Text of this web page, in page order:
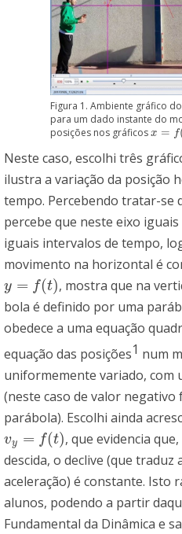
Figura 1. Ambiente gráfico
para um dado instante do
posições nos gráficos x = f
x= f(t
Neste caso, escolhi três
ilustra a variação da posição
tempo. Percebendo tratar-se
percebe que neste eixo
iguais intervalos de tempo,
movimento na horizontal é
y = f(t)
y= f(t
, mostra que na
bola é definido por uma
obedece a uma equação
equação das posições1 num
uniformemente variado, com
(neste caso de valor negativo
parábola). Escolhi ainda
vy = f(t)
vy= f(t
, que evidencia
descida, o declive (que traduz
aceleração) é constante. Isto
alunos, podendo a partir
Fundamental da Dinâmica e